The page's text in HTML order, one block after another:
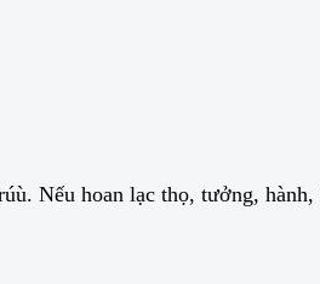
Nếu hoan lạc thọ, tưởng,